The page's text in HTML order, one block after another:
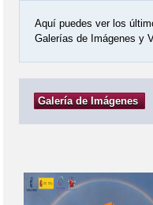
Aquí puedes ver los
Galerías de Imágenes y
Galería de Imágenes